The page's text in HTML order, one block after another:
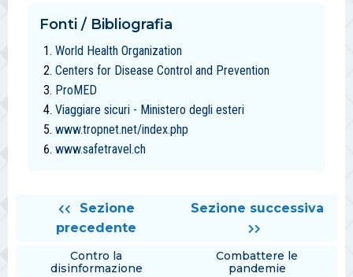
Fonti / Bibliografia
World Health Organization
Centers for Disease Control and Prevention
ProMED
Viaggiare sicuri - Ministero degli esteri
www.tropnet.net/index.php
www.safetravel.ch
Sezione
precedente
Contro la
disinformazione
Sezione successiva
Combattere le
pandemie